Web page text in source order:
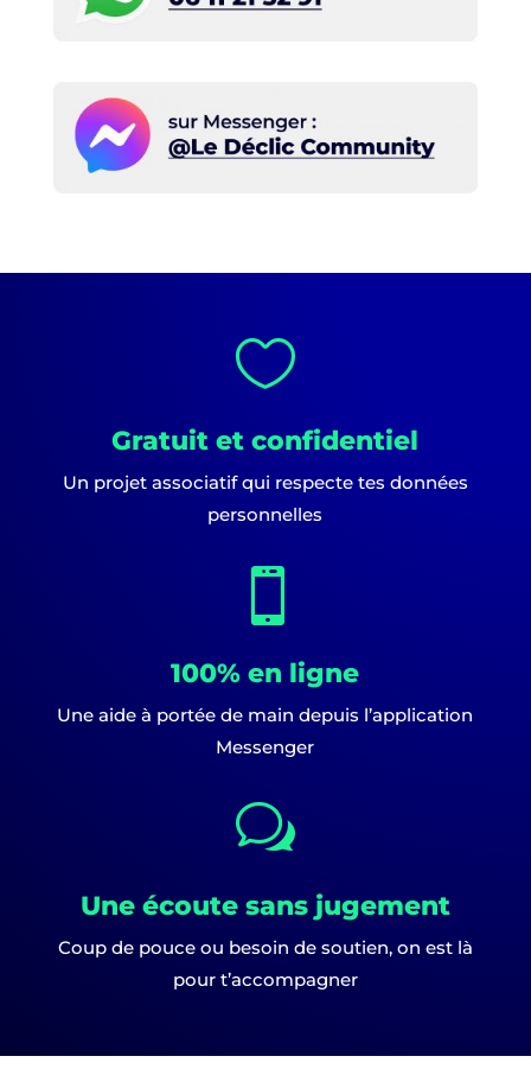

Gratuit et confidentiel
Un projet associatif qui respecte tes données
personnelles

100% en ligne
Une aide à portée de main depuis l’application
Messenger
w
Une écoute sans jugement
Coup de pouce ou besoin de soutien, on est là
pour t’accompagner